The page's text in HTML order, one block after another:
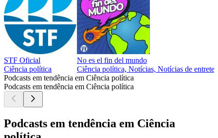
STF Oficial
Ciência política
No es el fin del mundo
Ciência política, Notícias, Notícias de
Podcasts em tendência em Ciência política
Podcasts em tendência em Ciência política
Podcasts em tendência em Ciência